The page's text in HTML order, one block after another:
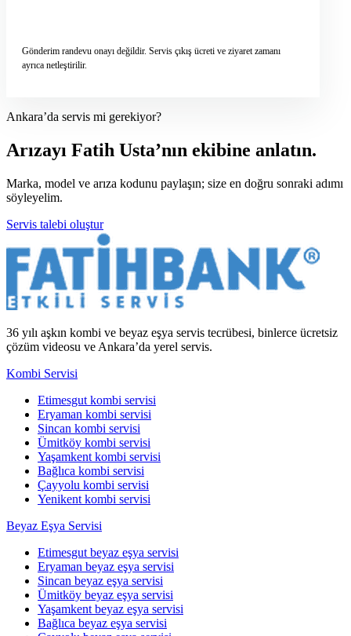
Gönderim randevu onayı değildir. Servis çıkış ücreti ve ziyaret zamanı
ayrıca netleştirilir.
Ankara’da servis mi gerekiyor?
Arızayı Fatih Usta’nın ekibine anlatın.
Marka, model ve arıza kodunu paylaşın; size en doğru sonraki adımı
söyleyelim.
Servis talebi oluştur
36 yılı aşkın kombi ve beyaz eşya servis tecrübesi, binlerce ücretsiz
çözüm videosu ve Ankara’da yerel servis.
Kombi Servisi
Etimesgut kombi servisi
Eryaman kombi servisi
Sincan kombi servisi
Ümitköy kombi servisi
Yaşamkent kombi servisi
Bağlıca kombi servisi
Çayyolu kombi servisi
Yenikent kombi servisi
Beyaz Eşya Servisi
Etimesgut beyaz eşya servisi
Eryaman beyaz eşya servisi
Sincan beyaz eşya servisi
Ümitköy beyaz eşya servisi
Yaşamkent beyaz eşya servisi
Bağlıca beyaz eşya servisi